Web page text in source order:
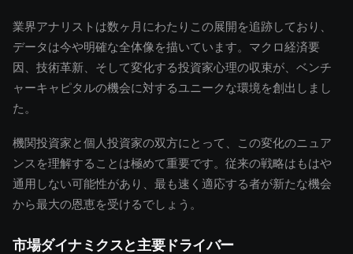
業界アナリストは数ヶ月にわたりこの展開を追跡しており、
データは今や明確な全体像を描いています。マクロ経済要
因、技術革新、そして変化する投資家心理の収束が、ベンチ
ャーキャピタルの機会に対するユニークな環境を創出しまし
た。
機関投資家と個人投資家の双方にとって、この変化のニュア
ンスを理解することは極めて重要です。従来の戦略はもはや
通用しない可能性があり、最も速く適応する者が新たな機会
から最大の恩恵を受けるでしょう。
市場ダイナミクスと主要ドライバー